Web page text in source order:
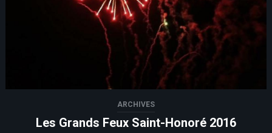
ARCHIVES
Les Grands Feux Saint-Honoré 2016